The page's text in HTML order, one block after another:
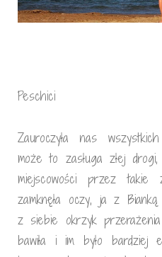
Peschici
Zauroczyła nas
może to zasługa złej
miejscowości przez
zamknęła oczy, ja z
z siebie okrzyk
bawiła i im było bardziej